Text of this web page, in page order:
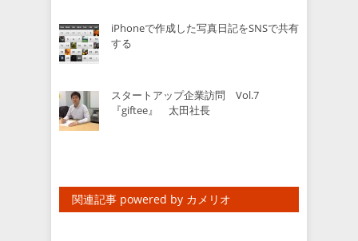
iPhoneで作成した写真日記をSNSで共有
する
スタートアップ企業訪問 Vol.7
『giftee』 太田社長
関連記事 powered by カメリオ